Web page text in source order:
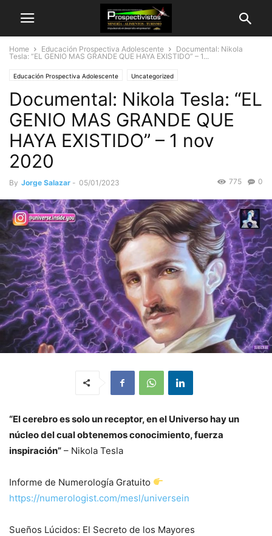
Home Educación Prospectiva Adolescente
Documental: Nikola
Tesla: “EL GENIO MAS GRANDE QUE HAYA EXISTIDO” – 1...
Educación Prospectiva Adolescente Uncategorized
Documental: Nikola Tesla: “EL
GENIO MAS GRANDE QUE
HAYA EXISTIDO” – 1 nov
2020
By Jorge Salazar - 05/01/2023 0
775
“El cerebro es solo un receptor, en el Universo hay un
núcleo del cual obtenemos conocimiento, fuerza
inspiración” – Nikola Tesla
Informe de Numerología Gratuito
https://numerologist.com/mesl/universein
Sueños Lúcidos: El Secreto de los Mayores